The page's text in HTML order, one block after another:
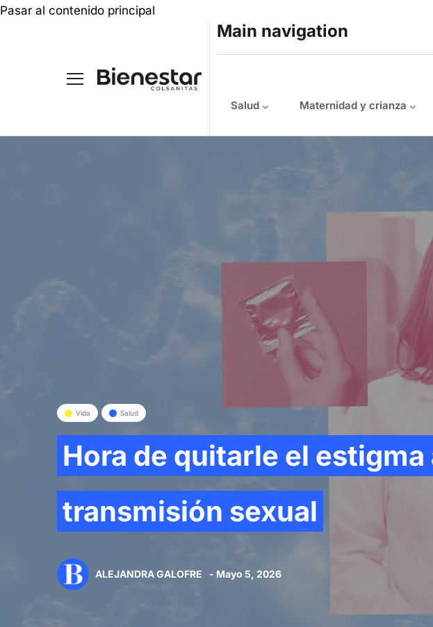
Pasar al contenido principal
Main navigation
Salud Maternidad y crianza
Vida Salud
Hora de quitarle el
transmisión sexual
ALEJANDRA GALOFRE - Mayo 5, 2026